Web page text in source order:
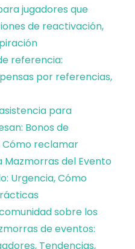
jugadores que
de reactivación,
referencia:
por referencias,
para
Bonos de
Cómo reclamar
Mazmorras del Evento
Urgencia, Cómo
sobre los
de eventos:
Tendencias,